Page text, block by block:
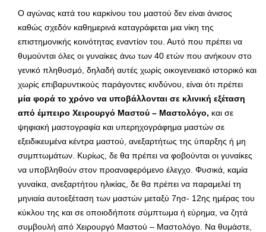
Ο αγώνας κατά του καρκίνου του μαστού δεν είναι άνισος
καθώς σχεδόν καθημερινά καταγράφεται μια νίκη της
επιστημονικής κοινότητας εναντίον του. Αυτό που πρέπει να
θυμούνται όλες οι γυναίκες άνω των 40 ετών που ανήκουν στο
γενικό πληθυσμό, δηλαδή αυτές χωρίς οικογενειακό ιστορικό και
χωρίς επιβαρυντικούς παράγοντες κινδύνου, είναι ότι πρέπει
μία φορά το χρόνο να υποβάλλονται σε κλινική εξέταση
από έμπειρο Χειρουργό Μαστού – Μαστολόγο, και σε
ψηφιακή μαστογραφία και υπερηχογράφημα μαστών σε
εξειδικευμένα κέντρα μαστού, ανεξαρτήτως της ύπαρξης ή μη
συμπτωμάτων. Κυρίως, δε θα πρέπει να φοβούνται οι γυναίκες
να υποβληθούν στον προαναφερόμενο έλεγχο. Φυσικά, καμία
γυναίκα, ανεξαρτήτου ηλικίας, δε θα πρέπει να παραμελεί τη
μηνιαία αυτοεξέταση των μαστών μεταξύ 7ησ- 12ης ημέρας του
κύκλου της και σε οποιοδήποτε σύμπτωμα ή εύρημα, να ζητά
συμβουλή από Χειρουργό Μαστού – Μαστολόγο. Να θυμάστε,